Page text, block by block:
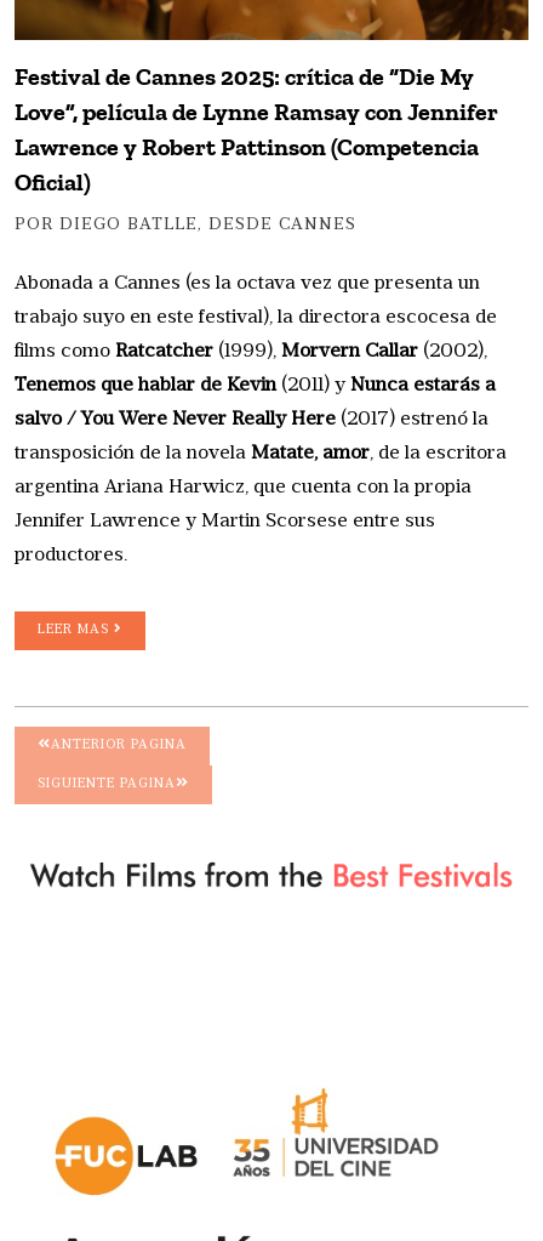
Festival de Cannes 2025: crítica de “Die My
Love”, película de Lynne Ramsay con Jennifer
Lawrence y Robert Pattinson (Competencia
Oficial)
POR DIEGO BATLLE, DESDE CANNES
Abonada a Cannes (es la octava vez que presenta un
trabajo suyo en este festival), la directora escocesa de
films como Ratcatcher (1999), Morvern Callar (2002),
Tenemos que hablar de Kevin(2011) yNunca estarás a
salvo / You Were Never Really Here (2017) estrenó la
transposición de la novela Matate, amor, de la escritora
argentina Ariana Harwicz, que cuenta con la propia
Jennifer Lawrence y Martin Scorsese entre sus
productores.
LEER MAS
ANTERIOR PAGINA
SIGUIENTE PAGINA